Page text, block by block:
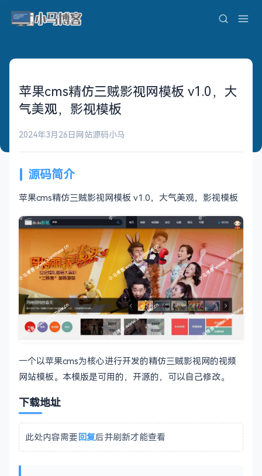
苹果cms精仿三贼影视网模板 v1.0，大
气美观，影视模板
2024年3月26日 网站源码小马
源码简介
苹果cms精仿三贼影视网模板 v1.0，大气美观，影视模板
一个以苹果cms为核心进行开发的精仿三贼影视网的视频
网站模板。本模版是可用的，开源的，可以自己修改。
下载地址
此处内容需要回复后并刷新才能查看